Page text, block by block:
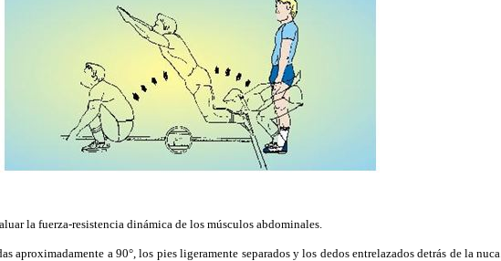
la fuerza-resistencia dinámica de los músculos abdominales.
a 90°, los pies ligeramente separados y los dedos entrelazados detrás de la